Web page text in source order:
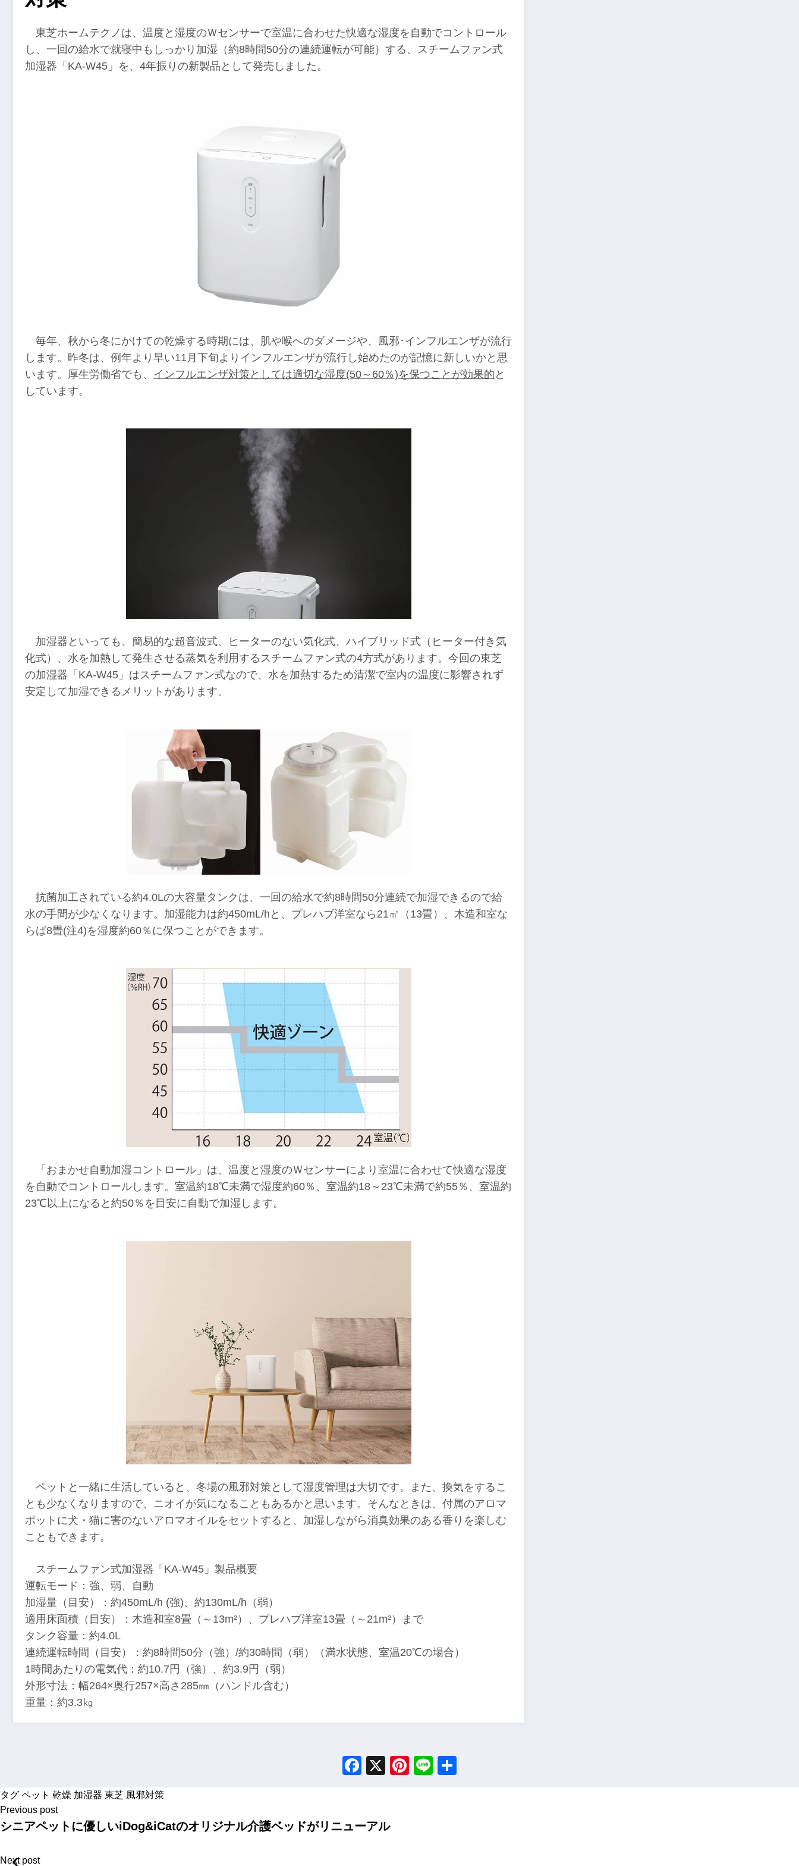
東芝ホームテクノは、温度と湿度のＷセンサーで室温に合わせた快適な湿度を自動でコントロール
し、一回の給水で就寝中もしっかり加湿（約8時間50分の連続運転が可能）する、スチームファン式
加湿器「KA-W45」を、4年振りの新製品として発売しました。
毎年、秋から冬にかけての乾燥する時期には、肌や喉へのダメージや、風邪･インフルエンザが流行
します。昨冬は、例年より早い11月下旬よりインフルエンザが流行し始めたのが記憶に新しいかと思
います。厚生労働省でも、 インフルエンザ対策としては適切な湿度(50～60％)を保つことが効果的 と
しています。
加湿器といっても、簡易的な超音波式、ヒーターのない気化式、ハイブリッド式（ヒーター付き気
化式）、水を加熱して発生させる蒸気を利用するスチームファン式の4方式があります。今回の東芝
の加湿器「KA-W45」はスチームファン式なので、水を加熱するため清潔で室内の温度に影響されず
安定して加湿できるメリットがあります。
抗菌加工されている約4.0Lの大容量タンクは、一回の給水で約8時間50分連続で加湿できるので給
水の手間が少なくなります。加湿能力は約450mL/hと、プレハブ洋室なら21㎡（13畳）、木造和室な
らば8畳(注4)を湿度約60％に保つことができます。
「おまかせ自動加湿コントロール」は、温度と湿度のＷセンサーにより室温に合わせて快適な湿度
を自動でコントロールします。室温約18℃未満で湿度約60％、室温約18～23℃未満で約55％、室温約
23℃以上になると約50％を目安に自動で加湿します。
ペットと一緒に生活していると、冬場の風邪対策として湿度管理は大切です。また、換気をするこ
とも少なくなりますので、ニオイが気になることもあるかと思います。そんなときは、付属のアロマ
ポットに犬・猫に害のないアロマオイルをセットすると、加湿しながら消臭効果のある香りを楽しむ
こともできます。
スチームファン式加湿器「KA-W45」製品概要
運転モード：強、弱、自動
加湿量（目安）：約450mL/h (強)、約130mL/h（弱）
適用床面積（目安）：木造和室8畳（～13m²）、プレハブ洋室13畳（～21m²）まで
タンク容量：約4.0L
連続運転時間（目安）：約8時間50分（強）/約30時間（弱）（満水状態、室温20℃の場合）
1時間あたりの電気代：約10.7円（強）、約3.9円（弱）
外形寸法：幅264×奥行257×高さ285㎜（ハンドル含む）
重量：約3.3㎏
Facebook
X Pinterest
Line
タグ ペット 乾燥 加湿器 東芝 風邪対策
Previous post
シニアペットに優しいiDog&iCatのオリジナル介護ベッドがリニューアル
Next post